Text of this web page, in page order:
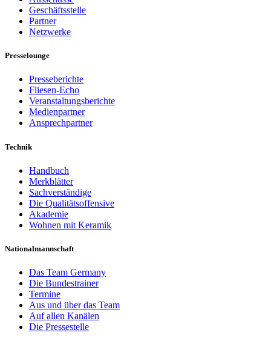
Geschäftsstelle
Partner
Netzwerke
Presselounge
Presseberichte
Fliesen-Echo
Veranstaltungsberichte
Medienpartner
Ansprechpartner
Technik
Handbuch
Merkblätter
Sachverständige
Die Qualitätsoffensive
Akademie
Wohnen mit Keramik
Nationalmannschaft
Das Team Germany
Die Bundestrainer
Termine
Aus und über das Team
Auf allen Kanälen
Die Pressestelle